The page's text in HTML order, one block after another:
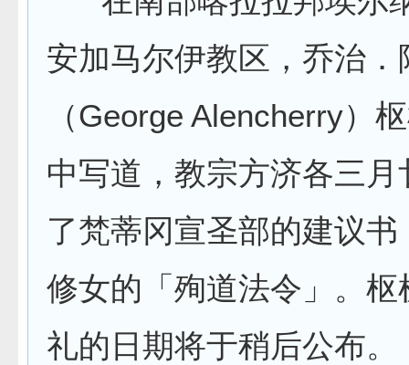
安加马尔伊教区，乔治．
（George Alencherry）
中写道，教宗方济各三月
了梵蒂冈宣圣部的建议
修女的「殉道法令」。枢
礼的日期将于稍后公布。